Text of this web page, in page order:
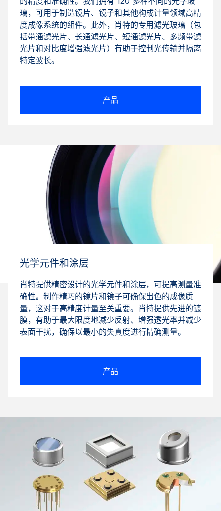
璃，可用于制造镜片、镜子和其他构成计量领域高精
度成像系统的组件。此外，肖特的专用滤光玻璃（包
括带通滤光片、长通滤光片、短通滤光片、多频带滤
光片和对比度增强滤光片）有助于控制光传输并隔离
特定波长。
产品
光学元件和涂层
肖特提供精密设计的光学元件和涂层，可提高测量准
确性。制作精巧的镜片和镜子可确保出色的成像质
量，这对于高精度计量至关重要。肖特提供先进的镀
膜，有助于最大限度地减少反射、增强透光率并减少
表面干扰，确保以最小的失真度进行精确测量。
产品